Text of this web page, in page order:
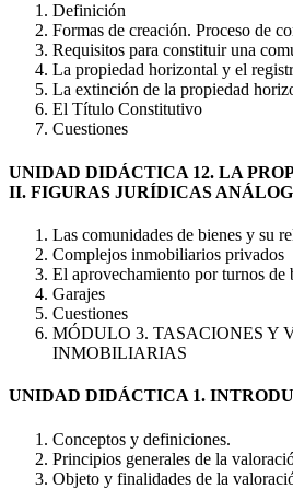
Definición
Formas de creación. Proceso de
Requisitos para constituir una
La propiedad horizontal y el
La extinción de la propiedad
El Título Constitutivo
Cuestiones
UNIDAD DIDÁCTICA 12. LA
II. FIGURAS JURÍDICAS
Las comunidades de bienes y su
Complejos inmobiliarios privados
El aprovechamiento por turnos de
Garajes
Cuestiones
MÓDULO 3. TASACIONES Y
INMOBILIARIAS
UNIDAD DIDÁCTICA 1.
Conceptos y definiciones.
Principios generales de la
Objeto y finalidades de la